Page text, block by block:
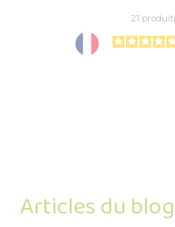
21
Articles du